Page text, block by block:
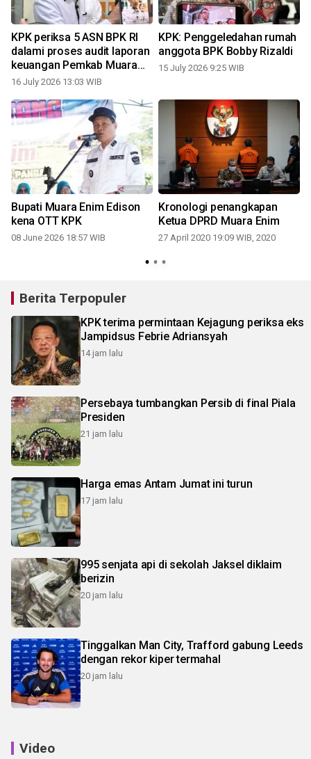
KPK periksa 5 ASN BPK RI
dalami proses audit laporan
keuangan Pemkab Muara
Enim
16 July 2026 13:03 WIB
KPK: Penggeledahan rumah
anggota BPK Bobby Rizaldi
15 July 2026 9:25 WIB
Bupati Muara Enim Edison
kena OTT KPK
08 June 2026 18:57 WIB
Kronologi penangkapan
Ketua DPRD Muara Enim
27 April 2020 19:09 WIB, 2020
Berita Terpopuler
KPK terima permintaan Kejagung periksa eks
Jampidsus Febrie Adriansyah
14 jam lalu
Persebaya tumbangkan Persib di final Piala
Presiden
21 jam lalu
Harga emas Antam Jumat ini turun
17 jam lalu
995 senjata api di sekolah Jaksel diklaim
berizin
20 jam lalu
Tinggalkan Man City, Trafford gabung Leeds
dengan rekor kiper termahal
20 jam lalu
Video